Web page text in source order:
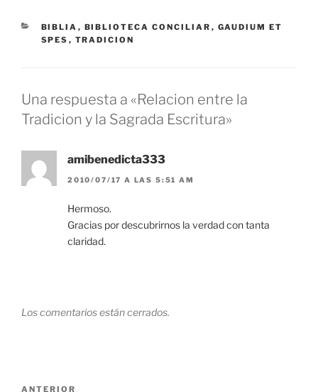
CATEGORÍAS
BIBLIA , BIBLIOTECA CONCILIAR , GAUDIUM ET
SPES , TRADICION
Una respuesta a «Relacion entre la
Tradicion y la Sagrada Escritura»
amibenedicta333
2010/07/17 A LAS 5:51 AM
Hermoso.
Gracias por descubrirnos la verdad con tanta
claridad.
Los comentarios están cerrados.
Navegación
ANTERIOR